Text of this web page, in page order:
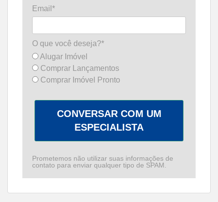
Email*
O que você deseja?*
Alugar Imóvel
Comprar Lançamentos
Comprar Imóvel Pronto
CONVERSAR COM UM
ESPECIALISTA
Prometemos não utilizar suas informações de
contato para enviar qualquer tipo de SPAM.